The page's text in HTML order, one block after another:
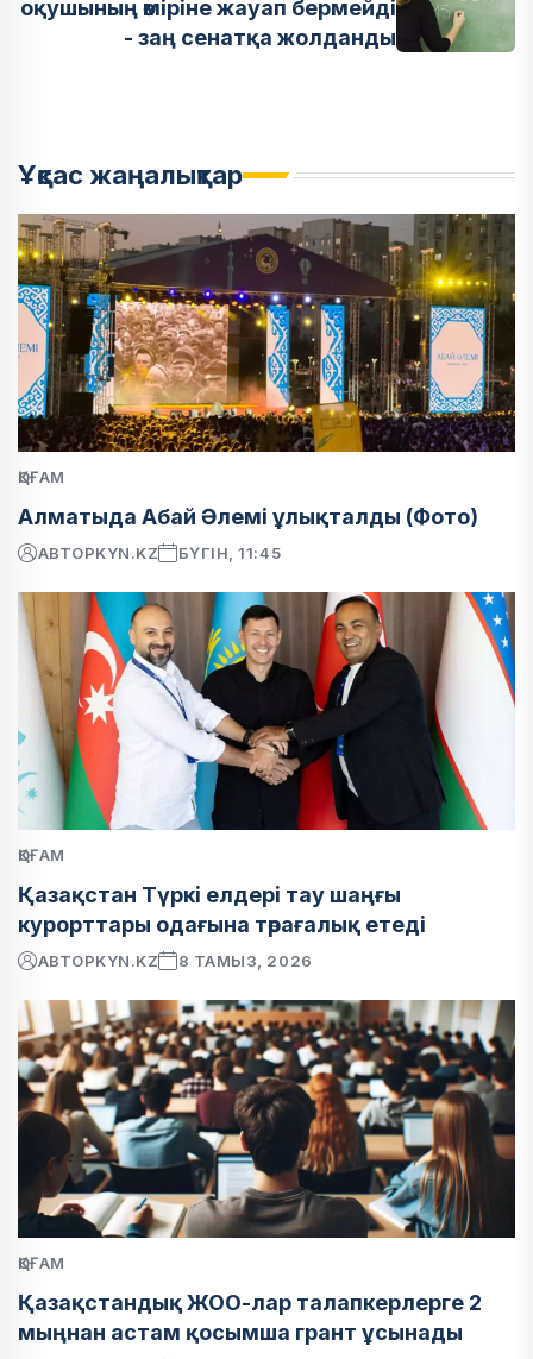
оқушының өміріне жауап бермейді
- заң сенатқа жолданды
Ұқсас жаңалықтар
ҚОҒАМ
Алматыда Абай Әлемі ұлықталды (Фото)
АВТОРKYN.KZ БҮГІН, 11:45
ҚОҒАМ
Қазақстан Түркі елдері тау шаңғы
курорттары одағына төрағалық етеді
АВТОРKYN.KZ 8 ТАМЫЗ, 2026
ҚОҒАМ
Қазақстандық ЖОО-лар талапкерлерге 2
мыңнан астам қосымша грант ұсынады